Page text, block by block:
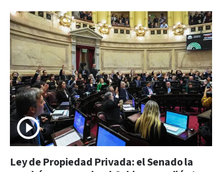
Ley de Propiedad Privada: el Senado la